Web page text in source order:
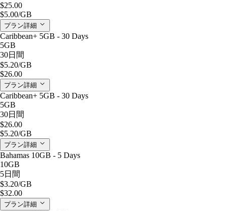
$25.00
$5.00/GB
プラン詳細
Caribbean+ 5GB - 30 Days
5GB
30日間
$5.20/GB
$26.00
プラン詳細
Caribbean+ 5GB - 30 Days
5GB
30日間
$26.00
$5.20/GB
プラン詳細
Bahamas 10GB - 5 Days
10GB
5日間
$3.20/GB
$32.00
プラン詳細